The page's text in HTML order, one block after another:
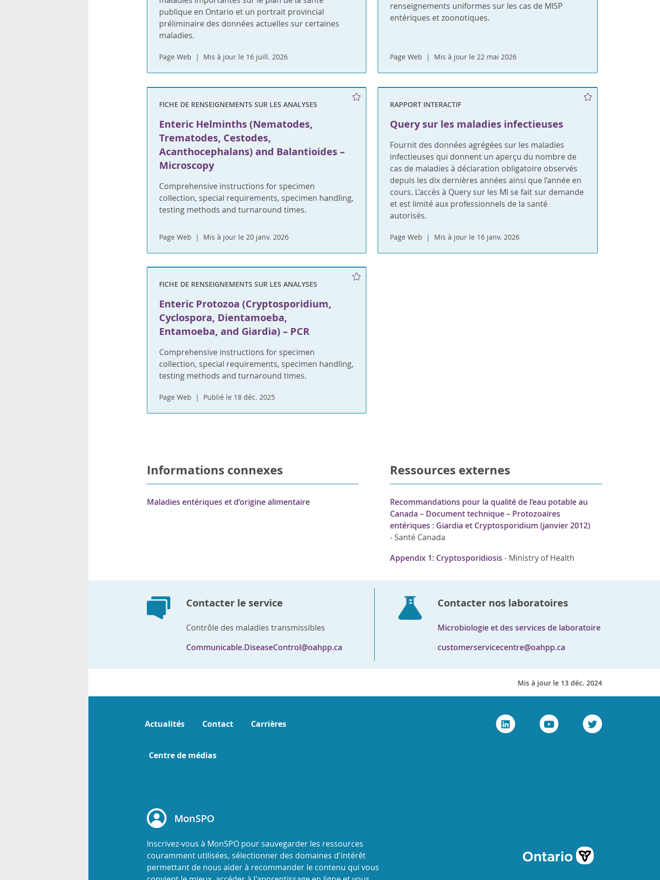
publique en Ontario et un portrait provincial
préliminaire des données actuelles sur certaines
maladies.
Page Web Mis à jour le 16 juill. 2026
renseignements uniformes sur les cas de MISP
entériques et zoonotiques.
Page Web Mis à jour le 22 mai 2026
FICHE DE RENSEIGNEMENTS SUR LES ANALYSES
Enteric Helminths (Nematodes,
Trematodes, Cestodes,
Acanthocephalans) and Balantioides –
Microscopy
Comprehensive instructions for specimen
collection, special requirements, specimen handling,
testing methods and turnaround times.
Page Web Mis à jour le 20 janv. 2026
RAPPORT INTERACTIF
Query sur les maladies infectieuses
Fournit des données agrégées sur les maladies
infectieuses qui donnent un aperçu du nombre de
cas de maladies à déclaration obligatoire observés
depuis les dix dernières années ainsi que l’année en
cours. L’accès à Query sur les MI se fait sur demande
et est limité aux professionnels de la santé
autorisés.
Page Web Mis à jour le 16 janv. 2026
FICHE DE RENSEIGNEMENTS SUR LES ANALYSES
Enteric Protozoa (Cryptosporidium,
Cyclospora, Dientamoeba,
Entamoeba, and Giardia) – PCR
Comprehensive instructions for specimen
collection, special requirements, specimen handling,
testing methods and turnaround times.
Page Web Publié le 18 déc. 2025
Informations connexes
Maladies entériques et d’origine alimentaire
Ressources externes
Recommandations pour la qualité de l’eau potable au
Canada – Document technique – Protozoaires
entériques : Giardia et Cryptosporidium (janvier 2012)
-Santé Canada
Appendix 1: Cryptosporidiosis - Ministry of Health
Contacter le service
Contrôle des maladies transmissibles
Communicable.DiseaseControl@oahpp.ca
Contacter nos laboratoires
Microbiologie et des services de laboratoire
customerservicecentre@oahpp.ca
Mis à jour le 13 déc. 2024
Actualités Contact Carrières
Centre de médias
MonSPO
Inscrivez-vous à MonSPO pour sauvegarder les ressources
couramment utilisées, sélectionner des domaines d'intérêt
permettant de nous aider à recommander le contenu qui vous